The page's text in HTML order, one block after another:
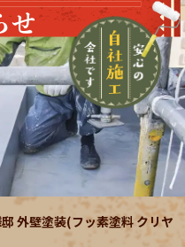
せ
外壁塗装(フッ素塗料 クリヤ